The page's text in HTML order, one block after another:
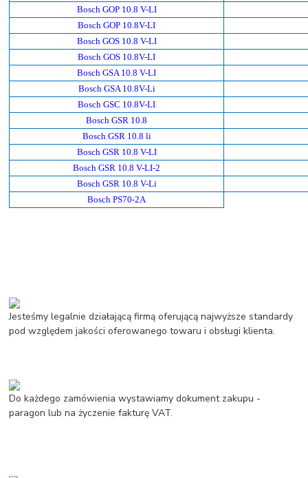
Bosch GOP 10.8 V-LI
Bosch GOP 10.8V-LI
Bosch GOS 10.8 V-LI
Bosch GOS 10.8V-LI
Bosch GSA 10.8 V-LI
Bosch GSA 10.8V-Li
Bosch GSC 10.8V-LI
Bosch GSR 10.8
Bosch GSR 10.8 li
Bosch GSR 10.8 V-LI
Bosch GSR 10.8 V-LI-2
Bosch GSR 10.8 V-Li
Bosch PS70-2A
Jesteśmy legalnie działającą firmą oferującą najwyższe standardy
pod względem jakości oferowanego towaru i obsługi klienta.
Do każdego zamówienia wystawiamy dokument zakupu -
paragon lub na życzenie fakturę VAT.